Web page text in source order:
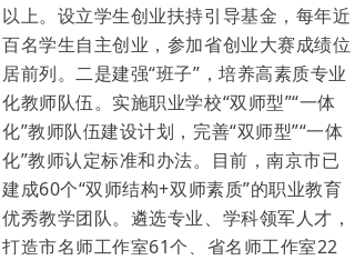
以上。设立学生创业扶持引导基金，每年近
百名学生自主创业，参加省创业大赛成绩位
居前列。二是建强“班子”，培养高素质专业
化教师队伍。实施职业学校“双师型”“一体
化”教师队伍建设计划，完善“双师型”“一体
化”教师认定标准和办法。目前，南京市已
建成60个“双师结构+双师素质”的职业教育
优秀教学团队。遴选专业、学科领军人才，
打造市名师工作室61个、省名师工作室22